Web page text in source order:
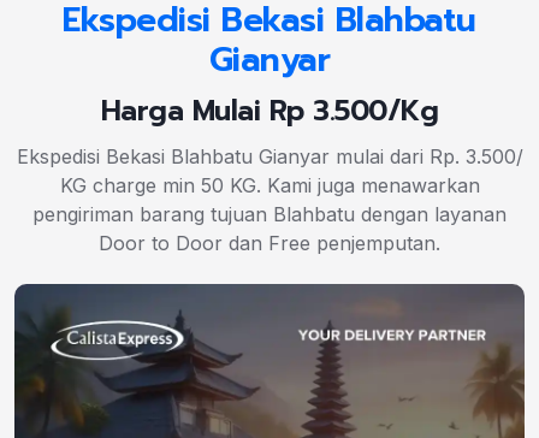
Ekspedisi Bekasi Blahbatu
Gianyar
Harga Mulai Rp 3.500/Kg
Ekspedisi Bekasi Blahbatu Gianyar mulai dari Rp. 3.500/
KG charge min 50 KG. Kami juga menawarkan
pengiriman barang tujuan Blahbatu dengan layanan
Door to Door dan Free penjemputan.